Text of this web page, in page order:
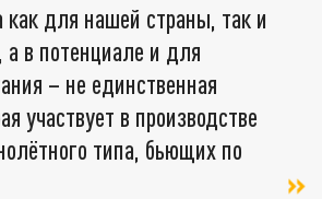
как для нашей страны, так и
в потенциале и для
– не единственная
участвует в производстве
типа, бьющих по